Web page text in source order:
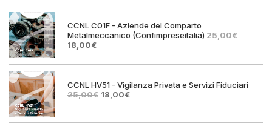
era:
è:
CCNL C01F - Aziende del Comparto
Metalmeccanico (Confimpreseitalia) 25,00€
Il
originale
25,00€.
18,00€Il
attuale
18,00€.
CCNL HV51 - Vigilanza Privata e Servizi Fiduciari
25,00€ Il
era:
18,00€Il
è: